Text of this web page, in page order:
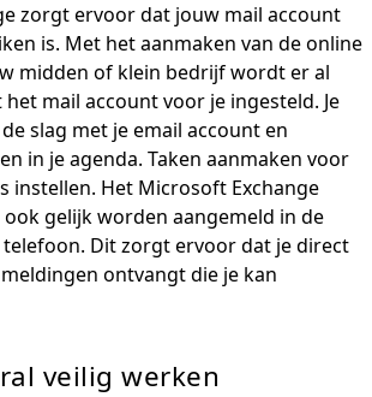
zorgt ervoor dat jouw mail account
is. Met het aanmaken van de online
midden of klein bedrijf wordt er al
mail account voor je ingesteld. Je
slag met je email account en
in je agenda. Taken aanmaken voor
instellen. Het Microsoft Exchange
gelijk worden aangemeld in de
Dit zorgt ervoor dat je direct
ontvangt die je kan
veilig werken